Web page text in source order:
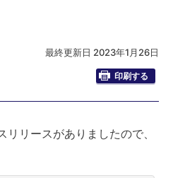
最終更新日 2023年1月26日
印刷する
リリースがありましたので、